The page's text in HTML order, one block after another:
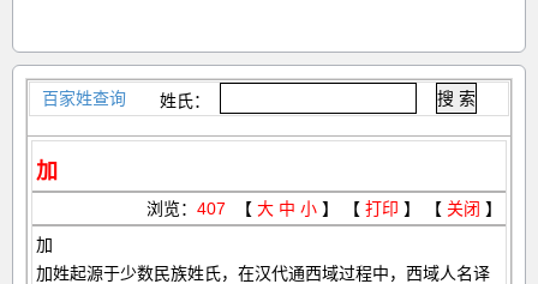
百家姓查询 姓氏：
加
浏览： 407 【 大 中 小 】 【 打印 】 【 关闭 】
加
加姓起源于少数民族姓氏，在汉代通西域过程中，西域人名译